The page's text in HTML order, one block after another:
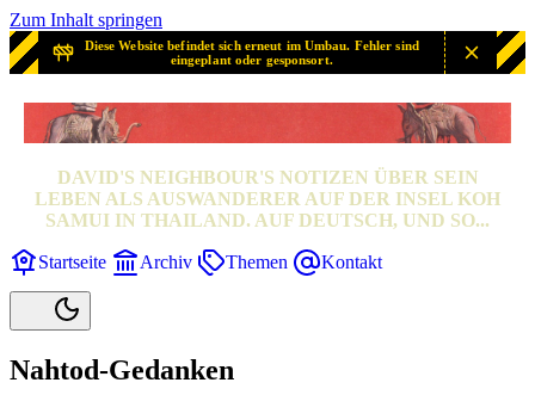
Zum Inhalt springen
Diese Website befindet sich erneut im Umbau. Fehler sind
eingeplant oder gesponsort.
SAMUI? SAMUI!
DAVID'S NEIGHBOUR'S NOTIZEN ÜBER SEIN
LEBEN ALS AUSWANDERER AUF DER INSEL KOH
SAMUI IN THAILAND. AUF DEUTSCH, UND SO...
Startseite Archiv Themen Kontakt
Nahtod-Gedanken